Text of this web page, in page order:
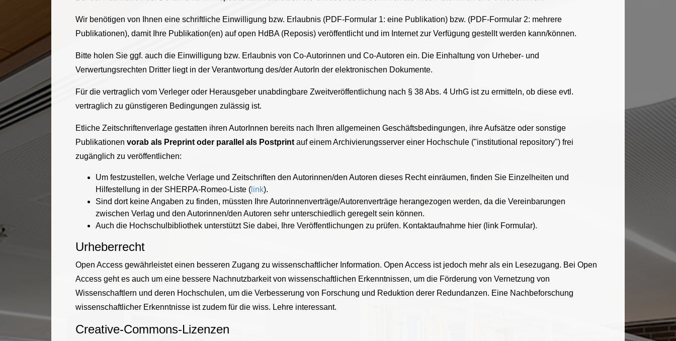
Wir benötigen von Ihnen eine schriftliche Einwilligung bzw. Erlaubnis (PDF-Formular 1: eine Publikation) bzw. (PDF-Formular 2: mehrere
Publikationen), damit Ihre Publikation(en) auf open HdBA (Reposis) veröffentlicht und im Internet zur Verfügung gestellt werden kann/können.
Bitte holen Sie ggf. auch die Einwilligung bzw. Erlaubnis von Co-Autorinnen und Co-Autoren ein. Die Einhaltung von Urheber- und
Verwertungsrechten Dritter liegt in der Verantwortung des/der AutorIn der elektronischen Dokumente.
Für die vertraglich vom Verleger oder Herausgeber unabdingbare Zweitveröffentlichung nach § 38 Abs. 4 UrhG ist zu ermitteln, ob diese evtl.
vertraglich zu günstigeren Bedingungen zulässig ist.
Etliche Zeitschriftenverlage gestatten ihren AutorInnen bereits nach Ihren allgemeinen Geschäftsbedingungen, ihre Aufsätze oder sonstige
Publikationen vorab als Preprint oder parallel als Postprint auf einem Archivierungsserver einer Hochschule ("institutional repository") frei
zugänglich zu veröffentlichen:
Um festzustellen, welche Verlage und Zeitschriften den Autorinnen/den Autoren dieses Recht einräumen, finden Sie Einzelheiten und
Hilfestellung in der SHERPA-Romeo-Liste ( link).
Sind dort keine Angaben zu finden, müssten Ihre Autorinnenverträge/Autorenverträge herangezogen werden, da die Vereinbarungen
zwischen Verlag und den Autorinnen/den Autoren sehr unterschiedlich geregelt sein können.
Auch die Hochschulbibliothek unterstützt Sie dabei, Ihre Veröffentlichungen zu prüfen. Kontaktaufnahme hier (link Formular).
Urheberrecht
Open Access gewährleistet einen besseren Zugang zu wissenschaftlicher Information. Open Access ist jedoch mehr als ein Lesezugang. Bei Open
Access geht es auch um eine bessere Nachnutzbarkeit von wissenschaftlichen Erkenntnissen, um die Förderung von Vernetzung von
Wissenschaftlern und deren Hochschulen, um die Verbesserung von Forschung und Reduktion derer Redundanzen. Eine Nachbeforschung
wissenschaftlicher Erkenntnisse ist zudem für die wiss. Lehre interessant.
Creative-Commons-Lizenzen